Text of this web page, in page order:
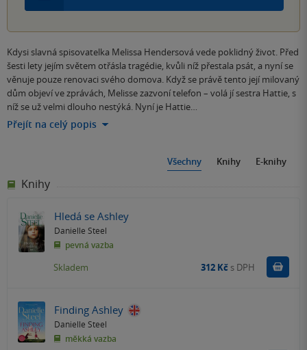
Kdysi slavná spisovatelka Melissa Hendersová vede poklidný život. Před
šesti lety jejím světem otřásla tragédie, kvůli níž přestala psát, a nyní se
věnuje pouze renovaci svého domova. Když se právě tento její milovaný
dům objeví ve zprávách, Melisse zazvoní telefon – volá jí sestra Hattie, s
níž se už velmi dlouho nestýká. Nyní je Hattie…
Přejít na celý popis
Všechny Knihy E-knihy
Knihy
Hledá se Ashley
Danielle Steel
pevná vazba
Skladem 312 Kč s DPH
Finding Ashley
Danielle Steel
měkká vazba